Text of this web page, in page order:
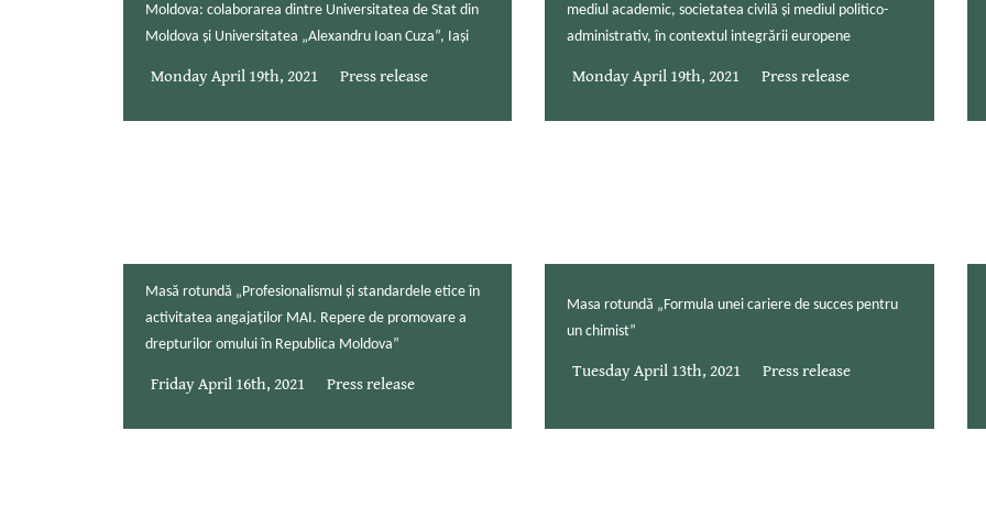
Moldova: colaborarea dintre Universitatea de Stat din
Moldova și Universitatea „Alexandru Ioan Cuza”, Iași
Monday April 19th, 2021 Press release
mediul academic, societatea civilă și mediul politico-
administrativ, în contextul integrării europene
Monday April 19th, 2021 Press release
Masă rotundă „Profesionalismul și standardele etice în
activitatea angajaților MAI. Repere de promovare a
drepturilor omului în Republica Moldova”
Friday April 16th, 2021 Press release
Masa rotundă „Formula unei cariere de succes pentru
un chimist”
Tuesday April 13th, 2021 Press release